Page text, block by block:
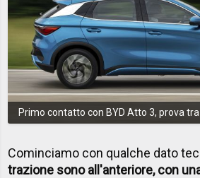
Primo contatto con BYD Atto 3, prova
Cominciamo con qualche dato
trazione sono all'anteriore, con